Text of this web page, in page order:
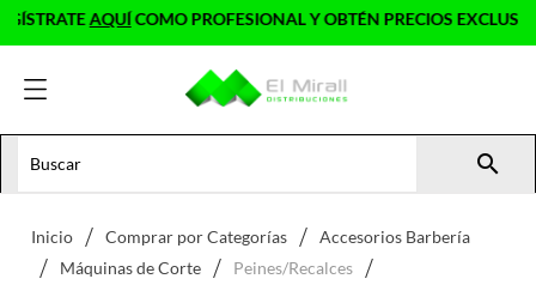
AQUÍCOMO PROFESIONAL Y OBTÉN PRECIOS EXCLUSIVOS

Inicio Comprar por Categorías
Accesorios Barbería
Máquinas de Corte
Peines/Recalces